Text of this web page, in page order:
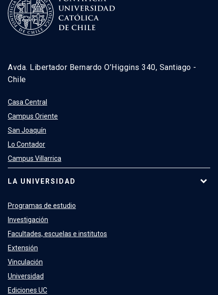
Avda. Libertador Bernardo O’Higgins 340, Santiago -
Chile
Casa Central
Campus Oriente
San Joaquín
Lo Contador
Campus Villarrica
LA UNIVERSIDAD
Programas de estudio
Investigación
Facultades, escuelas e institutos
Extensión
Vinculación
Universidad
Ediciones UC